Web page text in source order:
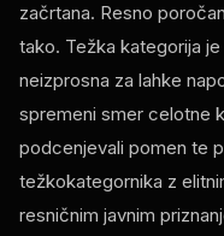
začrtana. Resno
tako. Težka kategorija
neizprosna za lahke
spremeni smer celotne
podcenjevali pomen te
težkokategornika z
resničnim javnim